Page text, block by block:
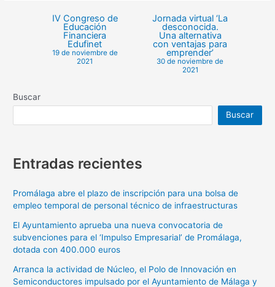
IV Congreso de
Educación
Financiera
Edufinet
19 de noviembre de
2021
Jornada virtual ‘La
desconocida.
Una alternativa
con ventajas para
emprender’
30 de noviembre de
2021
Buscar
Buscar
Entradas recientes
Promálaga abre el plazo de inscripción para una bolsa de
empleo temporal de personal técnico de infraestructuras
El Ayuntamiento aprueba una nueva convocatoria de
subvenciones para el ‘Impulso Empresarial’ de Promálaga,
dotada con 400.000 euros
Arranca la actividad de Núcleo, el Polo de Innovación en
Semiconductores impulsado por el Ayuntamiento de Málaga y